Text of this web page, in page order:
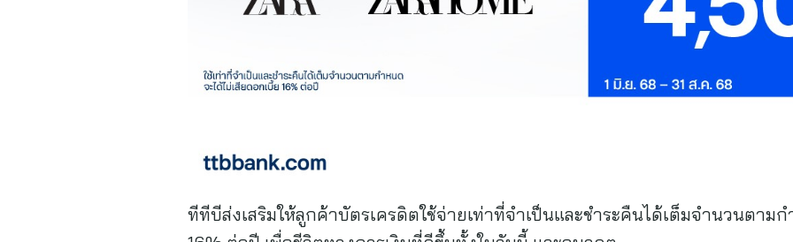
ทีทีบีส่งเสริมให้ลูกค้าบัตรเครดิตใช้จ่ายเท่าที่จำเป็นและชำระคืนได้เต็มจำนวนตาม